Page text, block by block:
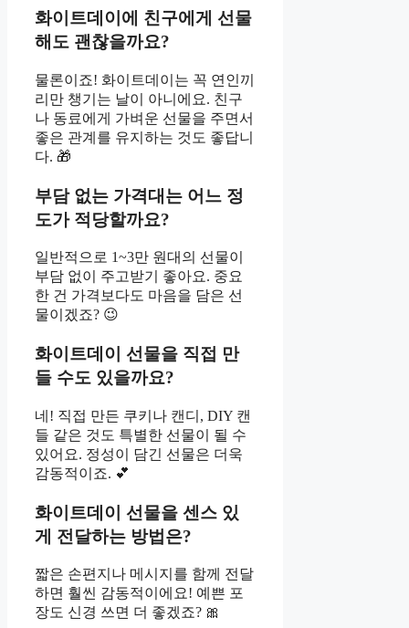
화이트데이에 친구에게 선물
해도 괜찮을까요?
물론이죠! 화이트데이는 꼭 연인끼
리만 챙기는 날이 아니에요. 친구
나 동료에게 가벼운 선물을 주면서
좋은 관계를 유지하는 것도 좋답니
다. 🎁
부담 없는 가격대는 어느 정
도가 적당할까요?
일반적으로 1~3만 원대의 선물이
부담 없이 주고받기 좋아요. 중요
한 건 가격보다도 마음을 담은 선
물이겠죠? 😉
화이트데이 선물을 직접 만
들 수도 있을까요?
네! 직접 만든 쿠키나 캔디, DIY 캔
들 같은 것도 특별한 선물이 될 수
있어요. 정성이 담긴 선물은 더욱
감동적이죠. 💕
화이트데이 선물을 센스 있
게 전달하는 방법은?
짧은 손편지나 메시지를 함께 전달
하면 훨씬 감동적이에요! 예쁜 포
장도 신경 쓰면 더 좋겠죠? 🎀